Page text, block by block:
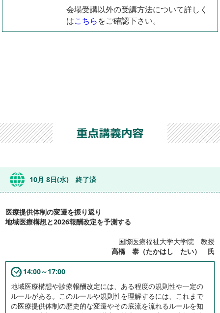
会場受講以外の受講方法について詳しく
はこちらをご確認下さい。
10月 8日(水) 終了済
医療提供体制の変遷を振り返り
地域医療構想と2026報酬改定を予測する
国際医療福祉大学大学院 教授
高橋 泰（たかはし たい） 氏
14:00～17:00
地域医療構想や診療報酬改定には、ある程度の規則性や一定の
ルールがある。このルールや規則性を理解するには、これまで
の医療提供体制の歴史的な変遷やその底流を流れるルールを知